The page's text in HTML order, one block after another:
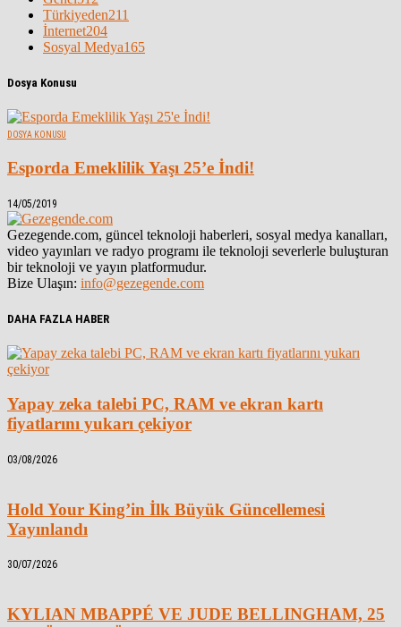
Türkiyeden211
İnternet204
Sosyal Medya165
Dosya Konusu
DOSYA KONUSU
Esporda Emeklilik Yaşı 25’e İndi!
14/05/2019
Gezegende.com, güncel teknoloji haberleri, sosyal medya kanalları,
video yayınları ve radyo programı ile teknoloji severlerle buluşturan
bir teknoloji ve yayın platformudur.
Bize Ulaşın: info@gezegende.com
DAHA FAZLA HABER
Yapay zeka talebi PC, RAM ve ekran kartı
fiyatlarını yukarı çekiyor
03/08/2026
Hold Your King’in İlk Büyük Güncellemesi
Yayınlandı
30/07/2026
KYLIAN MBAPPÉ VE JUDE BELLINGHAM, 25